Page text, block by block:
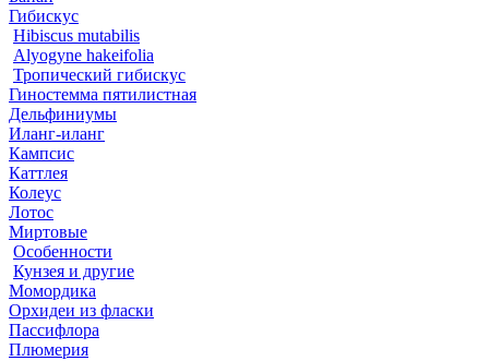
Гибискус
Hibiscus mutabilis
Alyogyne hakeifolia
Тропический гибискус
Гиностемма пятилистная
Дельфиниумы
Иланг-иланг
Кампсис
Каттлея
Колеус
Лотос
Миртовые
Особенности
Кунзея и другие
Момордика
Орхидеи из фласки
Пассифлора
Плюмерия